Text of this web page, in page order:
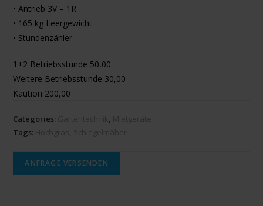
• Antrieb 3V – 1R
• 165 kg Leergewicht
• Stundenzähler
1+2 Betriebsstunde 50,00
Weitere Betriebsstunde 30,00
Kaution 200,00
Categories: ,
Tags:
,
ANFRAGE VERSENDEN